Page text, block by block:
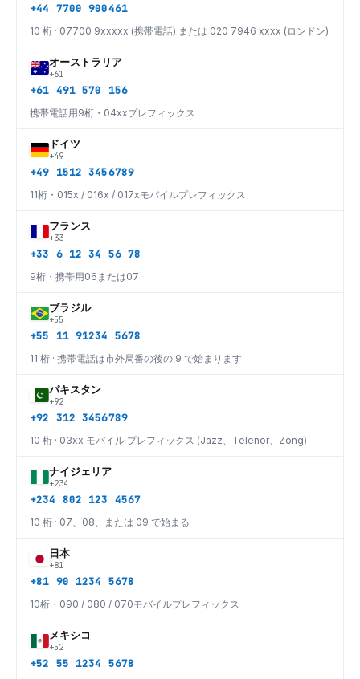
+44 7700 900461
10 桁 · 07700 9xxxxx (携帯電話) または 020 7946 xxxx (ロンドン)
オーストラリア
+61
+61 491 570 156
携帯電話用9桁・04xxプレフィックス
ドイツ
+49
+49 1512 3456789
11桁・015x / 016x / 017xモバイルプレフィックス
フランス
+33
+33 6 12 34 56 78
9桁・携帯用06または07
ブラジル
+55
+55 11 91234 5678
11 桁 · 携帯電話は市外局番の後の 9 で始まります
パキスタン
+92
+92 312 3456789
10 桁 · 03xx モバイル プレフィックス (Jazz、Telenor、Zong)
ナイジェリア
+234
+234 802 123 4567
10 桁 · 07、08、または 09 で始まる
日本
+81
+81 90 1234 5678
10桁・090 / 080 / 070モバイルプレフィックス
メキシコ
+52
+52 55 1234 5678